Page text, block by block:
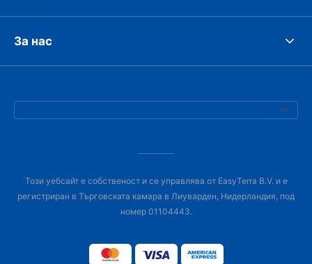
За нас
Този уебсайт е собственост и се управлява от EasyTerra B.V. и е
регистриран в Търговската камара в Лиуварден, Нидерландия, под
номер 01104443.